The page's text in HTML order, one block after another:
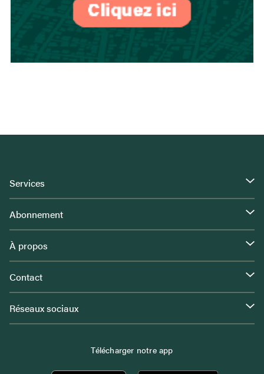
Services
Abonnement
À propos
Contact
Réseaux sociaux
Télécharger notre app